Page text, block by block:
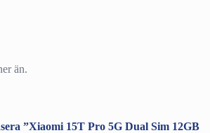
än.
”Xiaomi 15T Pro 5G Dual Sim 12GB